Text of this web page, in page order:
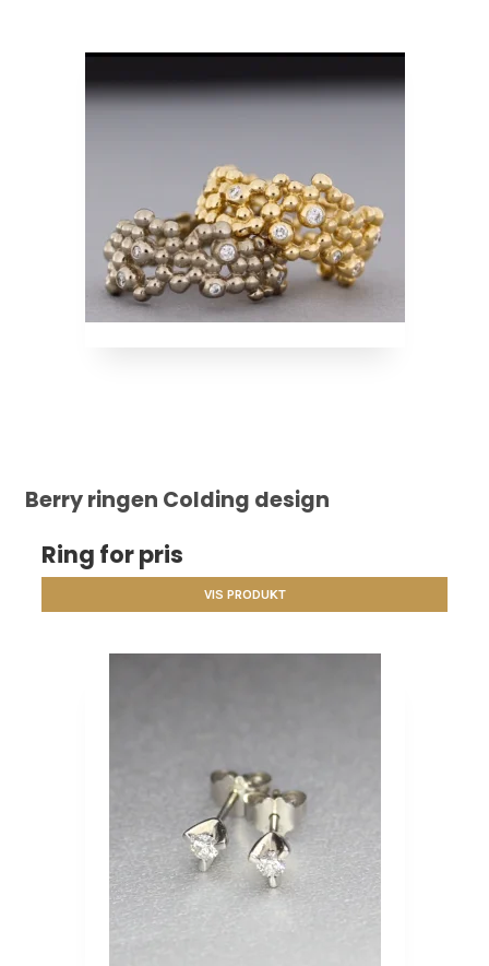
Berry ringen Colding design
Ring for pris
VIS PRODUKT